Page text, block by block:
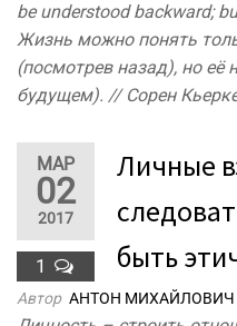
be understood backward;
Жизнь можно понять
(посмотрев назад), но её
будущем). // Сорен
МАР
02
2017
1
Личные
быть
Автор АНТОН МИХАЙЛОВИЧ